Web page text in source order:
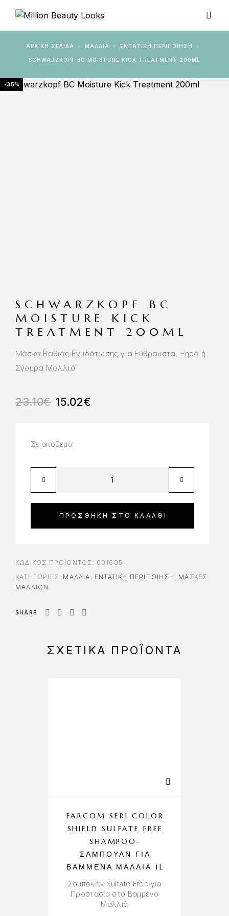
ΑΡΧΙΚΉ ΣΕΛΊΔΑ ΜΑΛΛΙΑ ΕΝΤΑΤΙΚΉ ΠΕΡΙΠΟΊΗΣΗ
SCHWARZKOPF BC MOISTURE KICK TREATMENT 200ML
-35%
SCHWARZKOPF BC
MOISTURE KICK
TREATMENT 200ML
Μάσκα Βαθιάς Ενυδάτωσης για Εύθραυστα, Ξηρά ή
Σγουρά Μαλλιά
23.10€ 15.02€
Σε απόθεμα
ΠΡΟΣΘΉΚΗ ΣΤΟ ΚΑΛΆΘΙ
ΚΩΔΙΚΌΣ ΠΡΟΪΌΝΤΟΣ: 001605
ΚΑΤΗΓΟΡΊΕΣ: ΜΑΛΛΙΑ , ΕΝΤΑΤΙΚΉ ΠΕΡΙΠΟΊΗΣΗ , ΜΆΣΚΕΣ
ΜΑΛΛΙΏΝ
SHARE
ΣΧΕΤΙΚΆ ΠΡΟΪΌΝΤΑ
FARCOM SERI COLOR
SHIELD SULFATE FREE
SHAMPOO-
ΣΑΜΠΟΥΆΝ ΓΙΑ
ΒΑΜΜΈΝΑ ΜΑΛΛΙΆ 1L
Σαμπουάν Sulfate Free για
Προστασία στα Βαμμένα
Μαλλιά